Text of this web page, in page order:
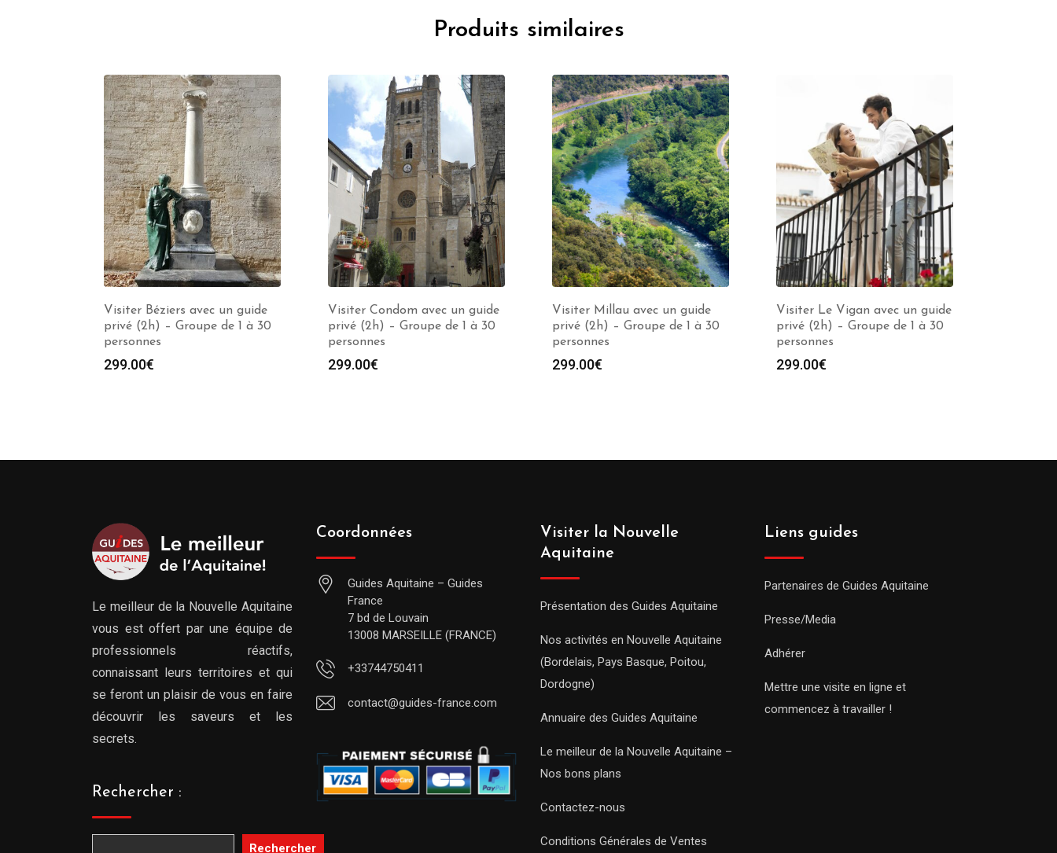
Produits similaires
Visiter Béziers avec un guide
privé (2h) – Groupe de 1 à 30
personnes
299.00€
Visiter Condom avec un guide
privé (2h) – Groupe de 1 à 30
personnes
299.00€
Visiter Millau avec un guide
privé (2h) – Groupe de 1 à 30
personnes
299.00€
Visiter Le Vigan avec un guide
privé (2h) – Groupe de 1 à 30
personnes
299.00€
Le meilleur de la Nouvelle Aquitaine
vous est offert par une équipe de
professionnels réactifs,
connaissant leurs territoires et qui
se feront un plaisir de vous en faire
découvrir les saveurs et les
secrets.
Rechercher :
Rechercher
Coordonnées
Guides Aquitaine – Guides
France
7 bd de Louvain
13008 MARSEILLE (FRANCE)
+33744750411
contact@guides-france.com
Visiter la Nouvelle
Aquitaine
Présentation des Guides Aquitaine
Nos activités en Nouvelle Aquitaine
(Bordelais, Pays Basque, Poitou,
Dordogne)
Annuaire des Guides Aquitaine
Le meilleur de la Nouvelle Aquitaine –
Nos bons plans
Contactez-nous
Conditions Générales de Ventes
Liens guides
Partenaires de Guides Aquitaine
Presse/Media
Adhérer
Mettre une visite en ligne et
commencez à travailler !